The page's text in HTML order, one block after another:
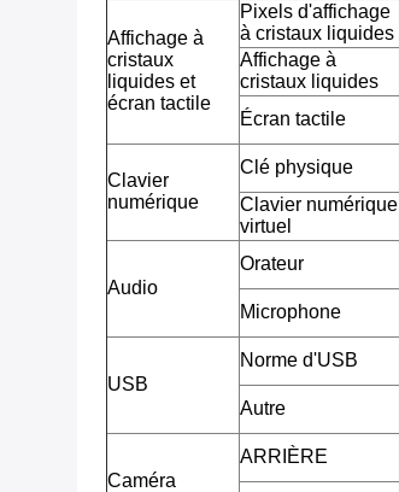
Affichage à
cristaux
liquides et
écran tactile
Pixels d'affichage
à cristaux liquides
Affichage à
cristaux liquides
Écran tactile
Clavier
numérique
Clé physique
Clavier numérique
virtuel
Audio
Orateur
Microphone
USB
Norme d'USB
Autre
Caméra
ARRIÈRE